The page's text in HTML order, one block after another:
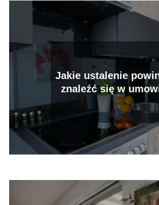
Jakie ustalenie
znaleźć się w
pośrednictwa
nieruchomości?